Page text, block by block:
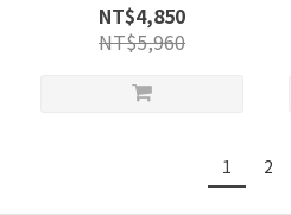
NT$4,850
NT$5,960
1 2